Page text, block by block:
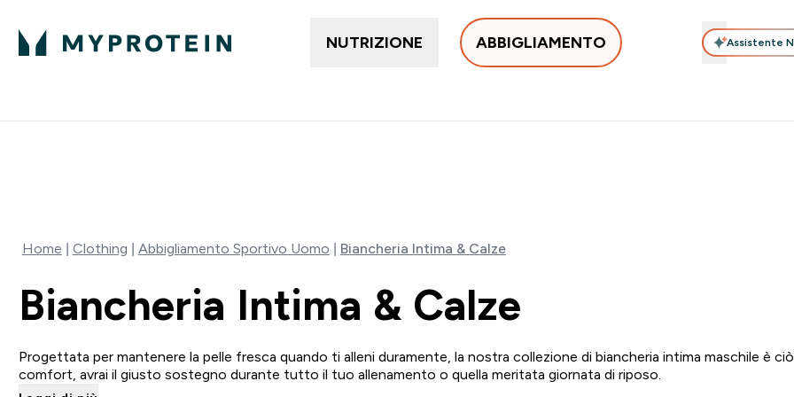
NUTRIZIONE ABBIGLIAMENTO Assistente
Home Clothing Abbigliamento Sportivo Uomo Biancheria Intima & Calze
Biancheria Intima & Calze
Progettata per mantenere la pelle fresca quando ti alleni duramente, la nostra collezione di biancheria intima maschile è
comfort, avrai il giusto sostegno durante tutto il tuo allenamento o quella meritata giornata di riposo.